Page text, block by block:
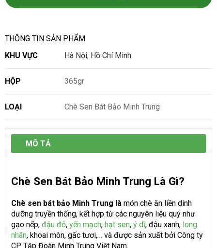
THÔNG TIN SẢN PHẨM
KHU VỰC
Hà Nội, Hồ Chí Minh
HỘP 365gr
LOẠI Chè Sen Bát Bảo Minh Trung
MÔ TẢ
Chè Sen Bát Bảo Minh Trung Là Gì?
Chè sen bát bảo Minh Trung là món chè ăn liền dinh
dưỡng truyền thống, kết hợp từ các nguyên liệu quý như
gạo nếp, đậu đỏ, yến mạch, hạt sen, ý dĩ, đậu xanh, long
nhãn, khoai môn, gấc tươi,… và được sản xuất bởi Công ty
CP Tập Đoàn Minh Trung Việt Nam.